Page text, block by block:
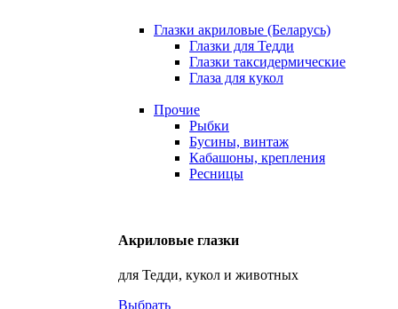
Глазки акриловые (Беларусь)
Глазки для Тедди
Глазки таксидермические
Глаза для кукол
Прочие
Рыбки
Бусины, винтаж
Кабашоны, крепления
Ресницы
Акриловые глазки
для Тедди, кукол и животных
Выбрать